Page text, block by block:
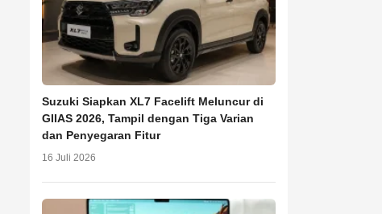
Suzuki Siapkan XL7 Facelift Meluncur di
GIIAS 2026, Tampil dengan Tiga Varian
dan Penyegaran Fitur
16 Juli 2026